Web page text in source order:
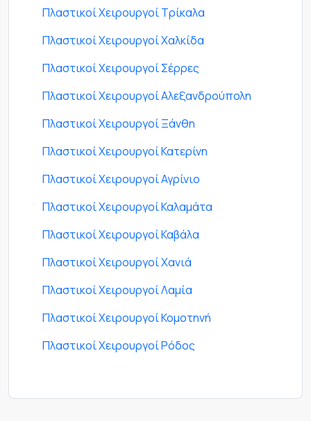
Πλαστικοί Χειρουργοί Τρίκαλα
Πλαστικοί Χειρουργοί Χαλκίδα
Πλαστικοί Χειρουργοί Σέρρες
Πλαστικοί Χειρουργοί Αλεξανδρούπολη
Πλαστικοί Χειρουργοί Ξάνθη
Πλαστικοί Χειρουργοί Κατερίνη
Πλαστικοί Χειρουργοί Αγρίνιο
Πλαστικοί Χειρουργοί Καλαμάτα
Πλαστικοί Χειρουργοί Καβάλα
Πλαστικοί Χειρουργοί Χανιά
Πλαστικοί Χειρουργοί Λαμία
Πλαστικοί Χειρουργοί Κομοτηνή
Πλαστικοί Χειρουργοί Ρόδος